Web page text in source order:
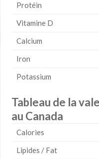
Protéin
Vitamine D
Calcium
Iron
Potassium
Tableau de la
au Canada
Calories
Lipides / Fat